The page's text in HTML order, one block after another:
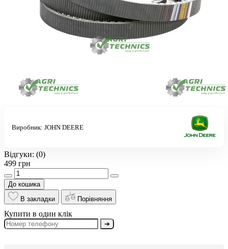
Виробник: JOHN DEERE
Відгуки: (0)
499 грн
До кошика
В закладки
Порівняння
Купити в один клік
➔